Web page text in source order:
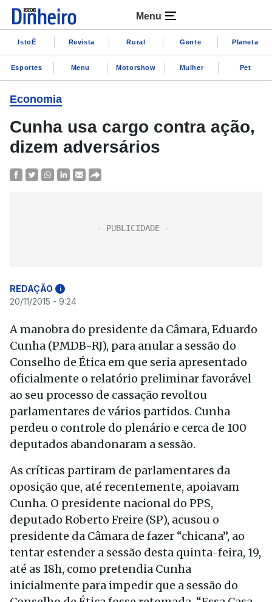
Menu
IstoÉ Revista Rural Gente Planeta
Esportes Menu Motorshow Mulher Pet
Economia
Cunha usa cargo contra ação,
dizem adversários
REDAÇÃO i
20/11/2015 - 9:24
A manobra do presidente da Câmara, Eduardo
Cunha (PMDB-RJ), para anular a sessão do
Conselho de Ética em que seria apresentado
oficialmente o relatório preliminar favorável
ao seu processo de cassação revoltou
parlamentares de vários partidos. Cunha
perdeu o controle do plenário e cerca de 100
deputados abandonaram a sessão.
As críticas partiram de parlamentares da
oposição que, até recentemente, apoiavam
Cunha. O presidente nacional do PPS,
deputado Roberto Freire (SP), acusou o
presidente da Câmara de fazer “chicana”, ao
tentar estender a sessão desta quinta-feira, 19,
até as 18h, como pretendia Cunha
inicialmente para impedir que a sessão do